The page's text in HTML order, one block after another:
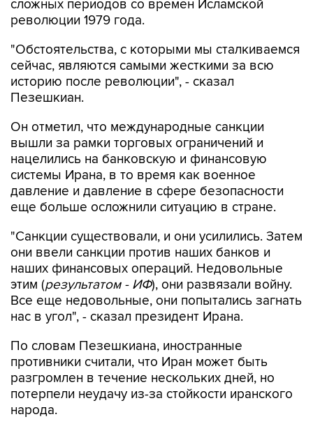
"Обстоятельства, с которыми мы сталкиваемся
историю после революции", - сказал
Пезешкиан.
Он отметил, что международные санкции
нацелились на банковскую и финансовую
системы Ирана, в то время как военное
давление и давление в сфере безопасности
еще больше осложнили ситуацию в стране.
"Санкции существовали, и они усилились. Затем
наших финансовых операций. Недовольные
этим (результатом - ИФ), они развязали войну.
Все еще недовольные, они попытались загнать
нас в угол", - сказал президент Ирана.
По словам Пезешкиана, иностранные
разгромлен в течение нескольких дней, но
потерпели неудачу из-за стойкости иранского
народа.
"Стойкость и решимость иранского народа